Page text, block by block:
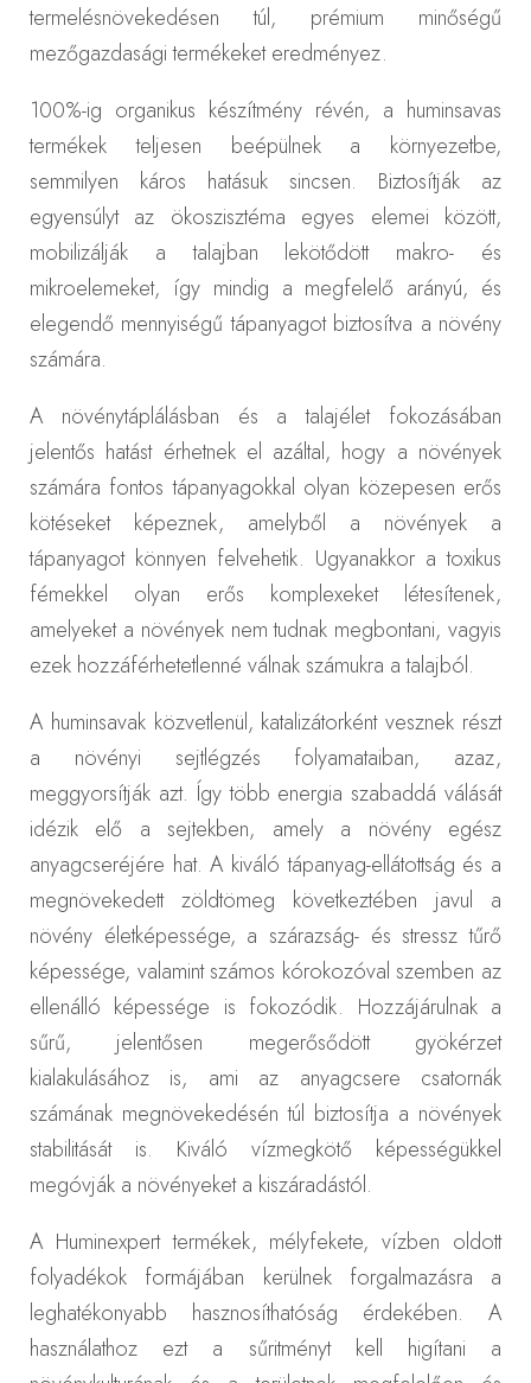
termelésnövekedésen túl, prémium minőségű
mezőgazdasági termékeket eredményez.
100%-ig organikus készítmény révén, a huminsavas
termékek teljesen beépülnek a környezetbe,
semmilyen káros hatásuk sincsen. Biztosítják az
egyensúlyt az ökoszisztéma egyes elemei között,
mobilizálják a talajban lekötődött makro- és
mikroelemeket, így mindig a megfelelő arányú, és
elegendő mennyiségű tápanyagot biztosítva a növény
számára.
A növénytáplálásban és a talajélet fokozásában
jelentős hatást érhetnek el azáltal, hogy a növények
számára fontos tápanyagokkal olyan közepesen erős
kötéseket képeznek, amelyből a növények a
tápanyagot könnyen felvehetik. Ugyanakkor a toxikus
fémekkel olyan erős komplexeket létesítenek,
amelyeket a növények nem tudnak megbontani, vagyis
ezek hozzáférhetetlenné válnak számukra a talajból.
A huminsavak közvetlenül, katalizátorként vesznek részt
a növényi sejtlégzés folyamataiban, azaz,
meggyorsítják azt. Így több energia szabaddá válását
idézik elő a sejtekben, amely a növény egész
anyagcseréjére hat. A kiváló tápanyag-ellátottság és a
megnövekedett zöldtömeg következtében javul a
növény életképessége, a szárazság- és stressz tűrő
képessége, valamint számos kórokozóval szemben az
ellenálló képessége is fokozódik. Hozzájárulnak a
sűrű, jelentősen megerősődött gyökérzet
kialakulásához is, ami az anyagcsere csatornák
számának megnövekedésén túl biztosítja a növények
stabilitását is. Kiváló vízmegkötő képességükkel
megóvják a növényeket a kiszáradástól.
A Huminexpert termékek, mélyfekete, vízben oldott
folyadékok formájában kerülnek forgalmazásra a
leghatékonyabb hasznosíthatóság érdekében. A
használathoz ezt a sűritményt kell higítani a